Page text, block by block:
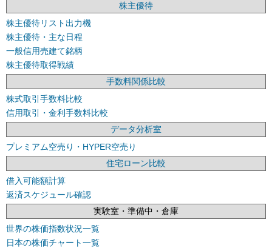
株主優待
株主優待リスト出力機
株主優待・主な日程
一般信用売建て銘柄
株主優待取得戦績
手数料関係比較
株式取引手数料比較
信用取引・金利手数料比較
データ分析室
プレミアム空売り・HYPER空売り
住宅ローン比較
借入可能額計算
返済スケジュール確認
実験室・準備中・倉庫
世界の株価指数状況一覧
日本の株価チャート一覧